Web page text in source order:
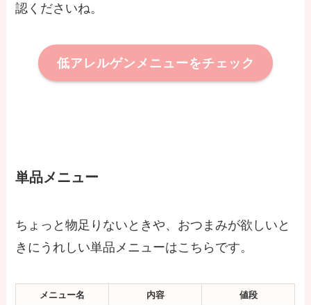
認くださいね。
低アレルゲンメニューをチェック
単品メニュー
ちょっと物足りないときや、おつまみが欲しいと
きにうれしい単品メニューはこちらです。
メニュー名 内容 値段